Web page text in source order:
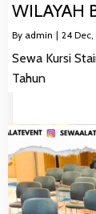
WILAYAH
By admin | 24 Dec,
Sewa Kursi
Tahun